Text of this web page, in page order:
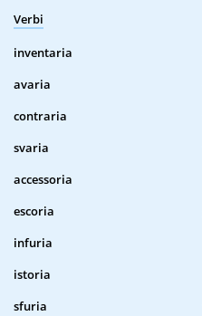
Verbi
inventaria
avaria
contraria
svaria
accessoria
escoria
infuria
istoria
sfuria